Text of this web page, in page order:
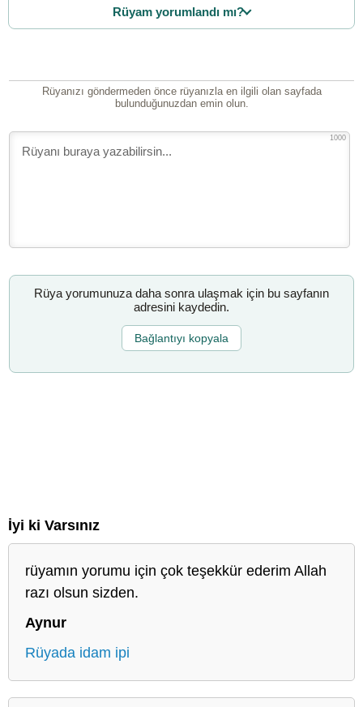
Rüyam yorumlandı mı?
Rüyanızı göndermeden önce rüyanızla en ilgili olan sayfada
bulunduğunuzdan emin olun.
1000
Rüya yorumunuza daha sonra ulaşmak için bu sayfanın
adresini kaydedin.
Bağlantıyı kopyala
İyi ki Varsınız
rüyamın yorumu için çok teşekkür ederim Allah
razı olsun sizden.
Aynur
Rüyada idam ipi